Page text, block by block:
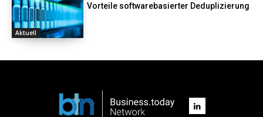
Aktuell
Vorteile softwarebasierter Deduplizierung